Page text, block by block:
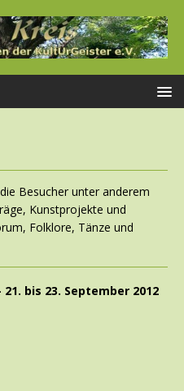
Besucher unter anderem
Kunstprojekte und
Folklore, Tänze und
bis 23. September 2012